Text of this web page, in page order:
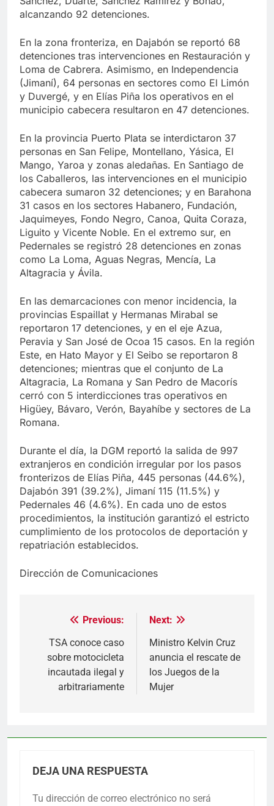
alcanzando 92 detenciones.
En la zona fronteriza, en Dajabón se reportó 68
detenciones tras intervenciones en Restauración y
Loma de Cabrera. Asimismo, en Independencia
(Jimaní), 64 personas en sectores como El Limón
y Duvergé, y en Elías Piña los operativos en el
municipio cabecera resultaron en 47 detenciones.
En la provincia Puerto Plata se interdictaron 37
personas en San Felipe, Montellano, Yásica, El
Mango, Yaroa y zonas aledañas. En Santiago de
los Caballeros, las intervenciones en el municipio
cabecera sumaron 32 detenciones; y en Barahona
31 casos en los sectores Habanero, Fundación,
Jaquimeyes, Fondo Negro, Canoa, Quita Coraza,
Liguito y Vicente Noble. En el extremo sur, en
Pedernales se registró 28 detenciones en zonas
como La Loma, Aguas Negras, Mencía, La
Altagracia y Ávila.
En las demarcaciones con menor incidencia, la
provincias Espaillat y Hermanas Mirabal se
reportaron 17 detenciones, y en el eje Azua,
Peravia y San José de Ocoa 15 casos. En la región
Este, en Hato Mayor y El Seibo se reportaron 8
detenciones; mientras que el conjunto de La
Altagracia, La Romana y San Pedro de Macorís
cerró con 5 interdicciones tras operativos en
Higüey, Bávaro, Verón, Bayahíbe y sectores de La
Romana.
Durante el día, la DGM reportó la salida de 997
extranjeros en condición irregular por los pasos
fronterizos de Elías Piña, 445 personas (44.6%),
Dajabón 391 (39.2%), Jimaní 115 (11.5%) y
Pedernales 46 (4.6%). En cada uno de estos
procedimientos, la institución garantizó el estricto
cumplimiento de los protocolos de deportación y
repatriación establecidos.
Dirección de Comunicaciones
Navegación
entradas
Previous:
TSA conoce caso
sobre motocicleta
incautada ilegal y
arbitrariamente
Next:
Ministro Kelvin Cruz
anuncia el rescate de
los Juegos de la
Mujer
DEJA UNA RESPUESTA
Tu dirección de correo electrónico no será